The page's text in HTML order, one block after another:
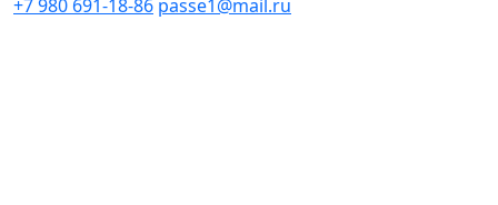
+7 980 691-18-86 passe1@mail.ru